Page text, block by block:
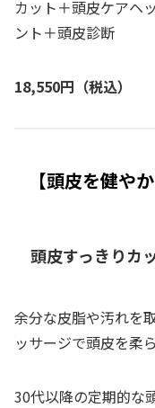
カット＋頭皮ケアヘ
ント＋頭皮診断
18,550円（税込）
【頭皮を健や
頭皮すっきりカ
余分な皮脂や汚れを
ッサージで頭皮を柔
30代以降の定期的な